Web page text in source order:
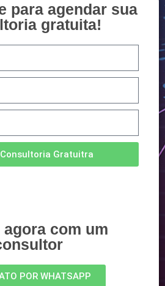
para agendar sua
gratuita!
Consultoria Gratuitra
agora com um
POR WHATSAPP